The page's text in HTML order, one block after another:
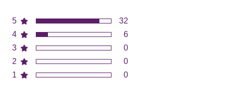
5
4
3
2
1
32
6
0
0
0